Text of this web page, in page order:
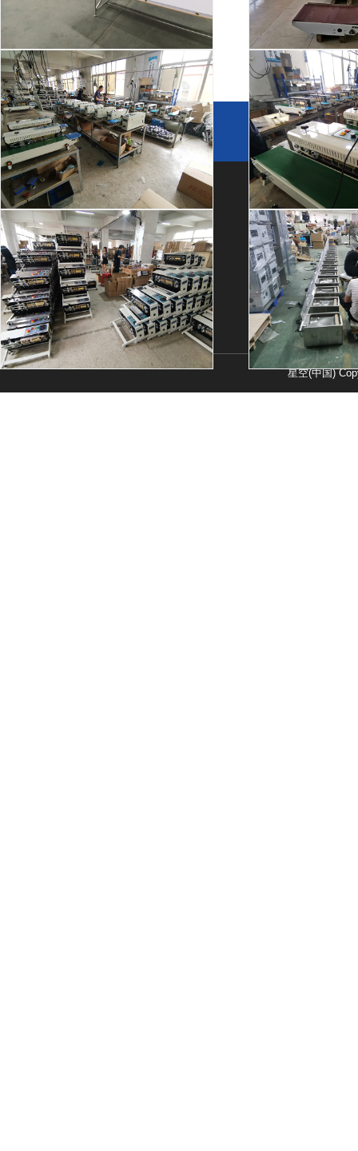
热收缩包装速度和包装效果有紧密的关系
购买机械产品时，质量和服务同等重要。这是每个认识我
他们说的话。不要说价格多低，也不要跟我说哪个机械设
厂房车间 厂
封口机生产 封口
单室真
友情链接
链接申请 +
关于我们
公司简介
厂房设备
荣誉资质
合作伙伴
产品中心
自动封箱机
自动开箱机
自动打包机
查看更多>>
快速链接
应用案例
星空(中国)
星空(中国)
常见问题
星空(中国)